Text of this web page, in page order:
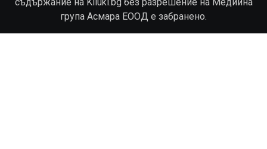
група Асмара ЕООД е забранено.